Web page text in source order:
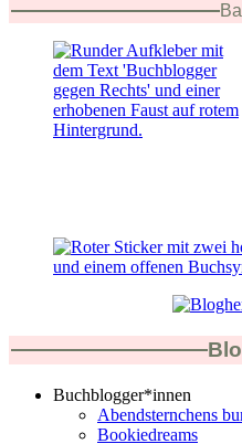
Buchblogger*innen
Abendsternchens
Bookiedreams